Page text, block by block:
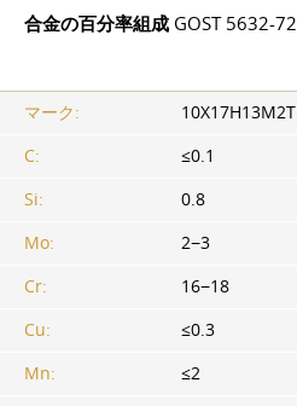
合金の百分率組成 GOST 5632-72
マーク:
10Х17Н13М2Т
C:
≤0.1
Si:
0.8
Mо:
2−3
Cr:
16−18
Cu:
≤0.3
Mn:
≤2